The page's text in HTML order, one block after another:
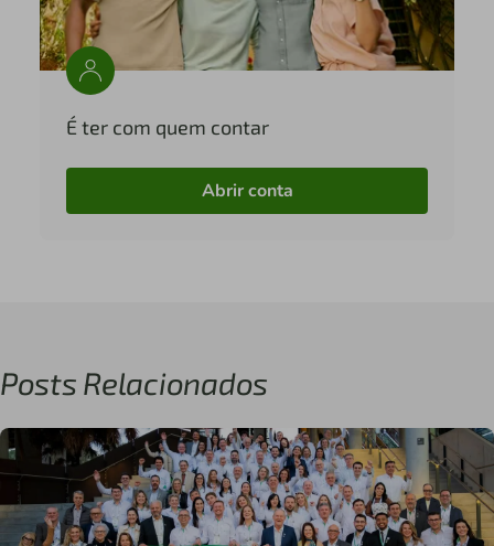
É ter com quem contar
Abrir conta
Posts Relacionados